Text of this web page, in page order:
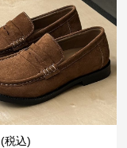
(税込)